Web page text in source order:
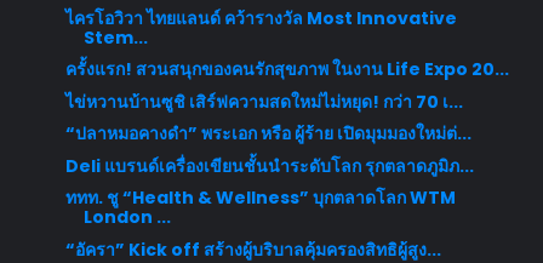
ไครโอวิวา ไทยแลนด์ คว้ารางวัล Most Innovative
Stem...
ครั้งแรก! สวนสนุกของคนรักสุขภาพ ในงาน Life Expo 20...
ไข่หวานบ้านซูชิ เสิร์ฟความสดใหม่ไม่หยุด! กว่า 70 เ...
“ปลาหมอคางดำ” พระเอก หรือ ผู้ร้าย เปิดมุมมองใหม่ต่...
Deli แบรนด์เครื่องเขียนชั้นนำระดับโลก รุกตลาดภูมิภ...
ททท. ชู “Health & Wellness” บุกตลาดโลก WTM
London ...
“อัครา” Kick off สร้างผู้บริบาลคุ้มครองสิทธิผู้สูง...